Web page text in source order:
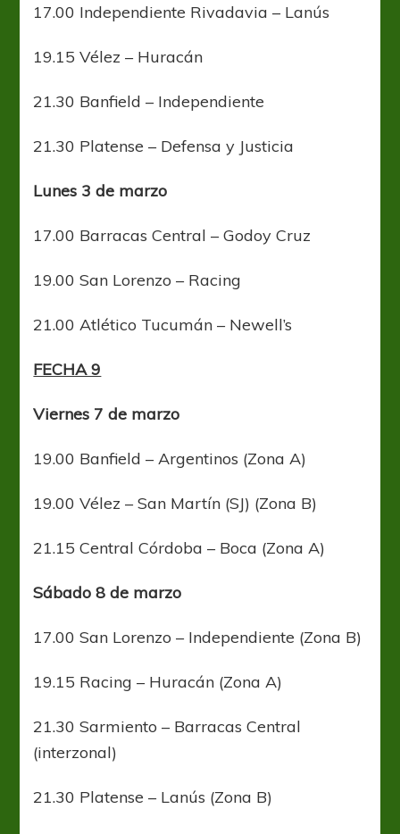
17.00 Independiente Rivadavia – Lanús
19.15 Vélez – Huracán
21.30 Banfield – Independiente
21.30 Platense – Defensa y Justicia
Lunes 3 de marzo
17.00 Barracas Central – Godoy Cruz
19.00 San Lorenzo – Racing
21.00 Atlético Tucumán – Newell’s
FECHA 9
Viernes 7 de marzo
19.00 Banfield – Argentinos (Zona A)
19.00 Vélez – San Martín (SJ) (Zona B)
21.15 Central Córdoba – Boca (Zona A)
Sábado 8 de marzo
17.00 San Lorenzo – Independiente (Zona B)
19.15 Racing – Huracán (Zona A)
21.30 Sarmiento – Barracas Central
(interzonal)
21.30 Platense – Lanús (Zona B)